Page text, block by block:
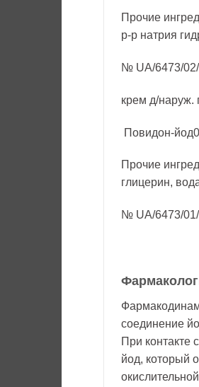
Прочие
р-р натрия
№ UA/6473/02/
крем д/наруж.
Повидон-
Прочие
глицерин,
№ UA/6473/01/
соединение
При контакте
йод, который